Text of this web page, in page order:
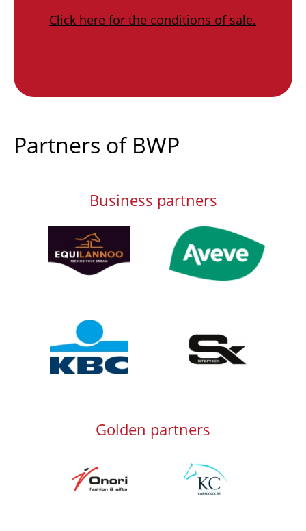
Click here for the conditions of sale.
Partners of BWP
Business partners
Afbeelding Afbeelding
Afbeelding
Golden partners
Afbeelding Afbeelding